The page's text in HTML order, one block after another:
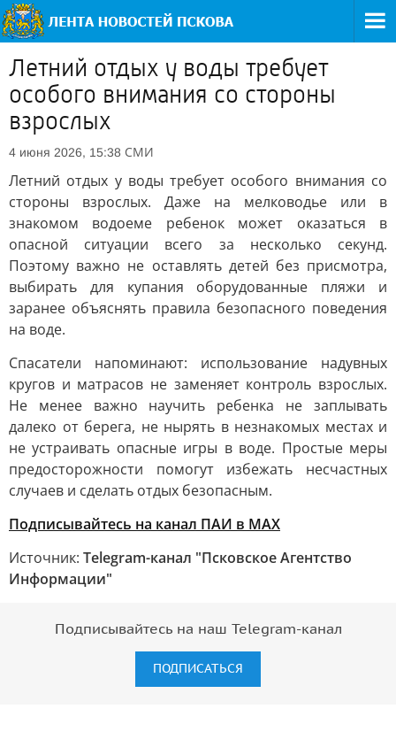
Летний отдых у воды требует
особого внимания со стороны
взрослых
4 июня 2026, 15:38 СМИ
Летний отдых у воды требует особого внимания со
стороны взрослых. Даже на мелководье или в
знакомом водоеме ребенок может оказаться в
опасной ситуации всего за несколько секунд.
Поэтому важно не оставлять детей без присмотра,
выбирать для купания оборудованные пляжи и
заранее объяснять правила безопасного поведения
на воде.
Спасатели напоминают: использование надувных
кругов и матрасов не заменяет контроль взрослых.
Не менее важно научить ребенка не заплывать
далеко от берега, не нырять в незнакомых местах и
не устраивать опасные игры в воде. Простые меры
предосторожности помогут избежать несчастных
случаев и сделать отдых безопасным.
Подписывайтесь на канал ПАИ в MAX
Источник: Telegram-канал "Псковское Агентство
Информации"
Подписывайтесь на наш Telegram-канал
ПОДПИСАТЬСЯ